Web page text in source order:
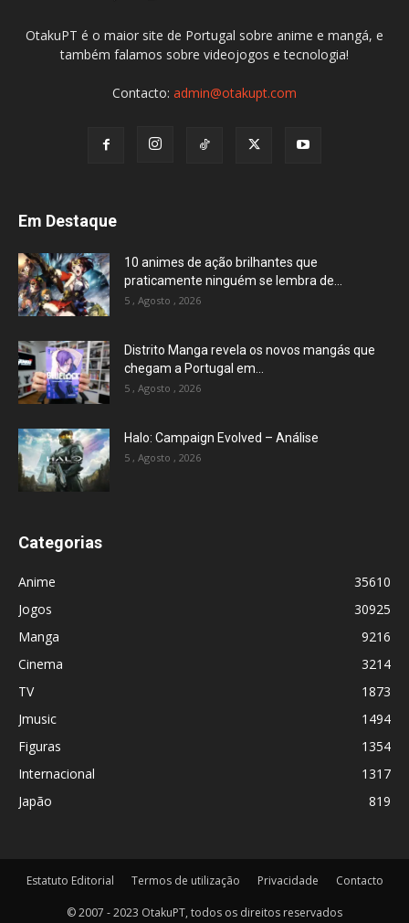
OtakuPT é o maior site de Portugal sobre anime e mangá, e
também falamos sobre videojogos e tecnologia!
Contacto: admin@otakupt.com
Em Destaque
10 animes de ação brilhantes que
praticamente ninguém se lembra de...
5 , Agosto , 2026
Distrito Manga revela os novos mangás que
chegam a Portugal em...
5 , Agosto , 2026
Halo: Campaign Evolved – Análise
5 , Agosto , 2026
Categorias
Anime
35610
Jogos
30925
Manga
9216
Cinema
3214
TV
1873
Jmusic
1494
Figuras
1354
Internacional
1317
Japão
819
Estatuto Editorial Termos de utilização Privacidade Contacto
© 2007 - 2023 OtakuPT, todos os direitos reservados